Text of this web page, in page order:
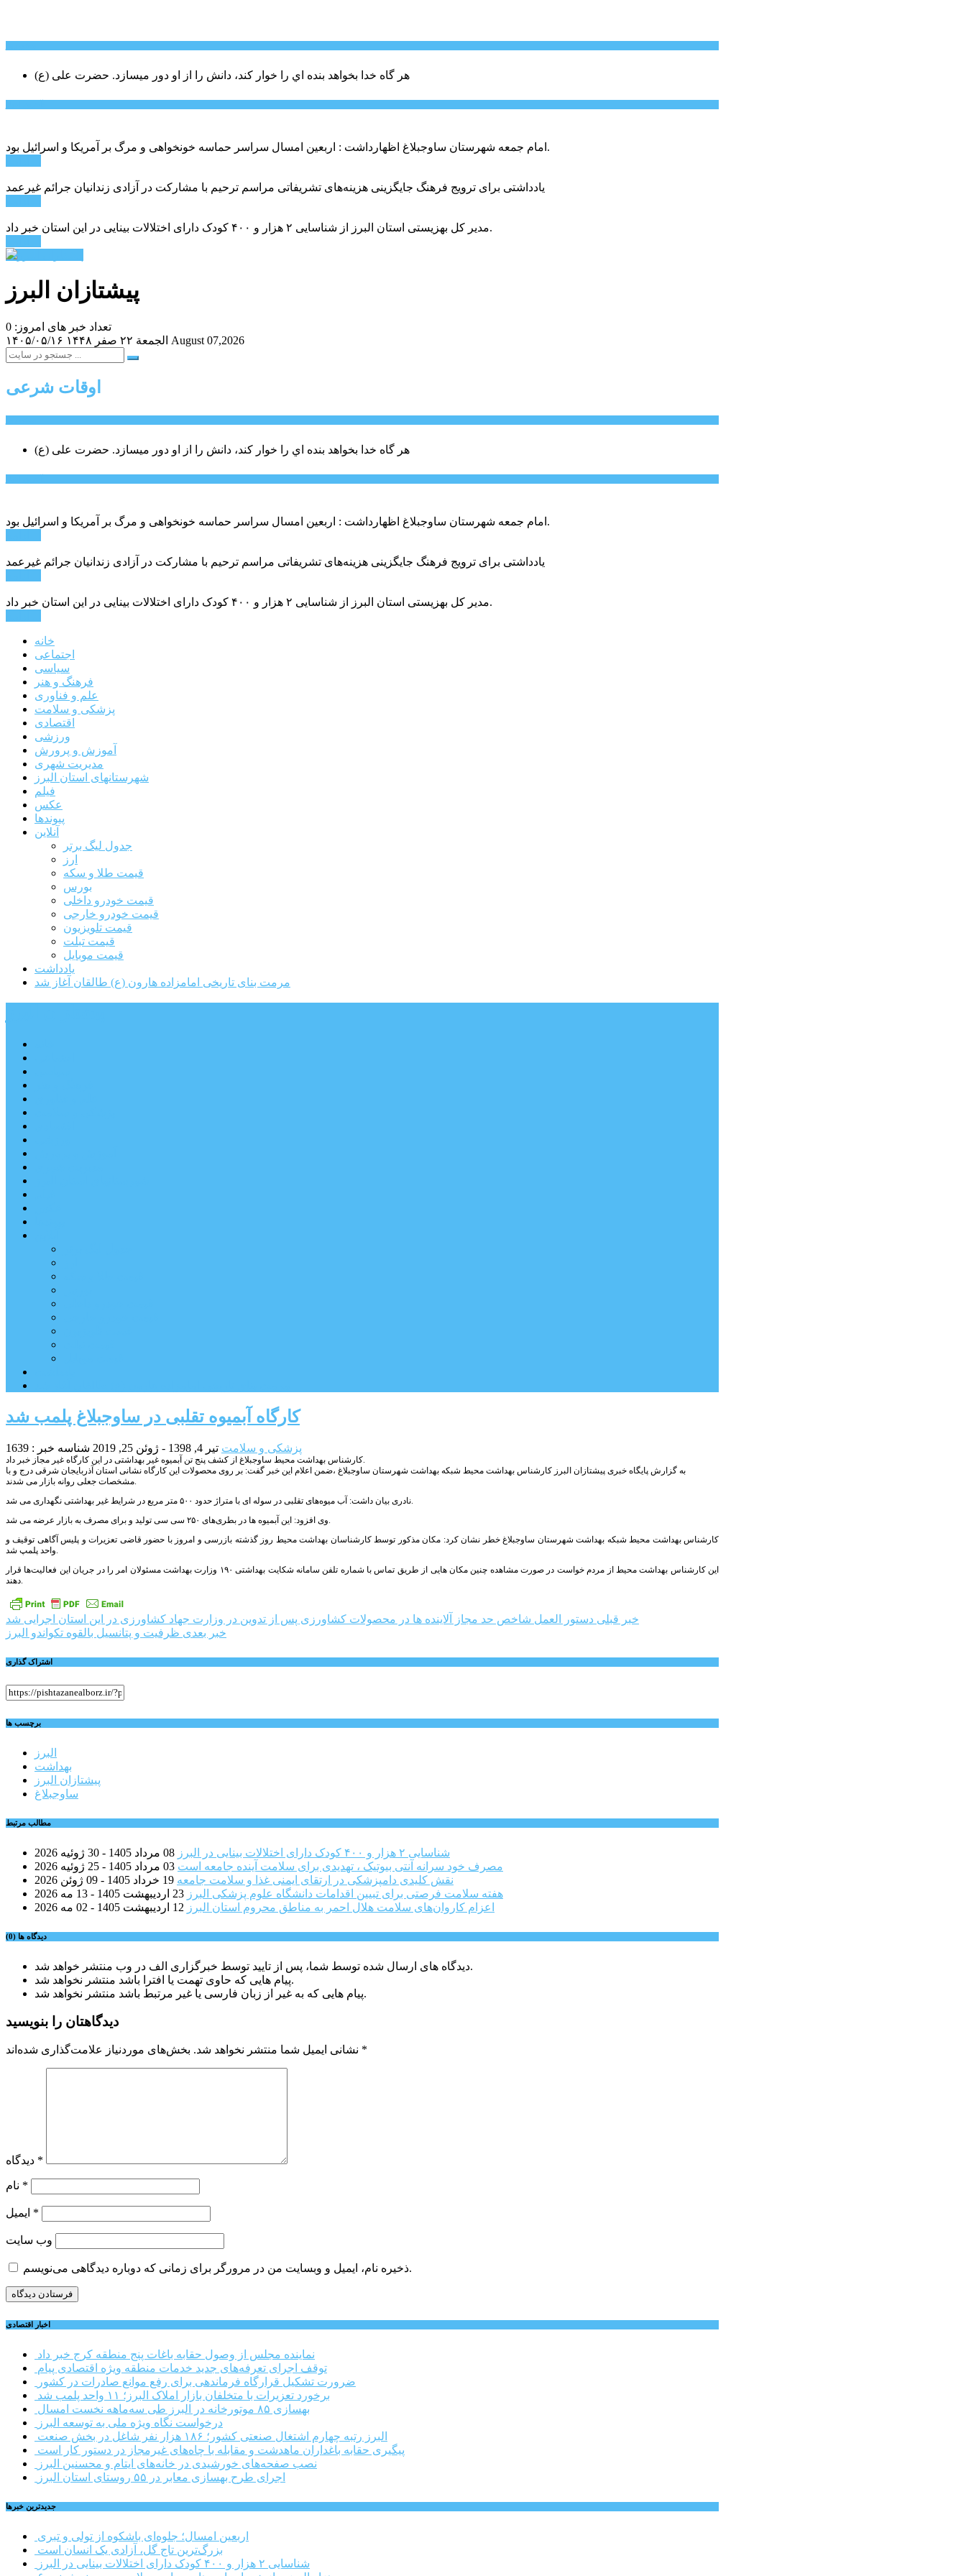
هر گاه خدا بخواهد بنده اي را خوار كند، دانش را از او دور میسازد. حضرت علی (ع)
امام جمعه شهرستان ساوجبلاغ اظهارداشت : اربعین امسال سراسر حماسه خونخواهی و مرگ بر آمریکا و اسرائیل بود.
یادداشتی برای ترویج فرهنگ جایگزینی هزینه‌های تشریفاتی مراسم ترحیم با مشارکت در آزادی زندانیان جرائم غیرعمد
مدیر کل بهزیستی استان البرز از شناسایی ۲ هزار و ۴۰۰ کودک دارای اختلالات بینایی در این استان خبر داد.
پیشتازان البرز
تعداد خبر های امروز: 0
۱۴۰۵/۰۵/۱۶
الجمعة ۲۲ صفر ۱۴۴۸ August 07,2026
اوقات شرعی
هر گاه خدا بخواهد بنده اي را خوار كند، دانش را از او دور میسازد. حضرت علی (ع)
امام جمعه شهرستان ساوجبلاغ اظهارداشت : اربعین امسال سراسر حماسه خونخواهی و مرگ بر آمریکا و اسرائیل بود.
یادداشتی برای ترویج فرهنگ جایگزینی هزینه‌های تشریفاتی مراسم ترحیم با مشارکت در آزادی زندانیان جرائم غیرعمد
مدیر کل بهزیستی استان البرز از شناسایی ۲ هزار و ۴۰۰ کودک دارای اختلالات بینایی در این استان خبر داد.
خانه
اجتماعی
سیاسی
فرهنگ و هنر
علم و فناوری
پزشکی و سلامت
اقتصادی
ورزشی
آموزش و پرورش
مدیریت شهری
شهرستانهای استان البرز
فیلم
عکس
پیوندها
آنلاین
جدول لیگ برتر
ارز
قیمت طلا و سکه
بورس
قیمت خودرو داخلی
قیمت خودرو خارجی
قیمت تلویزیون
قیمت تبلت
قیمت موبایل
یادداشت
مرمت بنای تاریخی امامزاده هارون (ع) طالقان آغاز شد
کارگاه آبمیوه تقلبی در ساوجبلاغ پلمب شد
پزشکی و سلامت تیر 4, 1398 - ژوئن 25, 2019 شناسه خبر : 1639
کارشناس بهداشت محیط ساوجبلاغ از کشف پنج تن آبمیوه غیر بهداشتی در این کارگاه غیر مجاز خبر داد.
به گزارش پایگاه خبری پیشتازان البرز کارشناس بهداشت محیط شبکه بهداشت شهرستان ساوجبلاغ ،ضمن اعلام این خبر گفت: بر روی محصولات این کارگاه نشانی استان آذربایجان شرقی درج و با
مشخصات جعلی روانه بازار می شدند.
نادری بیان داشت: آب میوه‌های تقلبی در سوله ای با متراژ حدود ۵۰۰ متر مربع در شرایط غیر بهداشتی نگهداری می شد.
وی افزود: این آبمیوه ها در بطری‌های ۲۵۰ سی سی تولید و برای مصرف به بازار عرضه می شد.
کارشناس بهداشت محیط شبکه بهداشت شهرستان ساوجبلاغ خطر نشان کرد: مکان مذکور توسط کارشناسان بهداشت محیط روز گذشته بازرسی و امروز با حضور قاضی تعزیرات و پلیس آگاهی توقیف و
واحد پلمپ شد.
این کارشناس بهداشت محیط از مردم خواست در صورت مشاهده چنین مکان هایی از طریق تماس با شماره تلفن سامانه شکایت بهداشتی ۱۹۰ وزارت بهداشت مسئولان امر را در جریان این فعالیت‌ها قرار
دهند.
راهبری
نوشته
خبر قبلی دستور العمل شاخص حد مجاز آلاینده ها در محصولات کشاورزی پس از تدوین در وزارت جهاد کشاورزی در این استان اجرایی شد
خبر بعدی ظرفیت و پتانسیل بالقوه تکواندو البرز
اشتراک گذاری
برچسب ها
البرز
بهداشت
پیشتازان البرز
ساوجبلاغ
مطالب مرتبط
شناسایی ۲ هزار و ۴۰۰ کودک دارای اختلالات بینایی در البرز
08 مرداد 1405 - 30 ژوئیه 2026
مصرف خود سرانه آنتی بیوتیک ، تهدیدی برای سلامت آینده جامعه است 03 مرداد 1405 - 25 ژوئیه 2026
نقش کلیدی دامپزشکی در ارتقای ایمنی غذا و سلامت جامعه 19 خرداد 1405 - 09 ژوئن 2026
هفته سلامت فرصتی برای تبیین اقدامات دانشگاه علوم پزشکی البرز 23 اردیبهشت 1405 - 13 مه 2026
اعزام کاروان‌های سلامت هلال احمر به مناطق محروم استان البرز 12 اردیبهشت 1405 - 02 مه 2026
دیدگاه ها (0)
دیدگاه های ارسال شده توسط شما، پس از تایید توسط خبرگزاری الف در وب منتشر خواهد شد.
پیام هایی که حاوی تهمت یا افترا باشد منتشر نخواهد شد.
پیام هایی که به غیر از زبان فارسی یا غیر مرتبط باشد منتشر نخواهد شد.
دیدگاهتان را بنویسید
نشانی ایمیل شما منتشر نخواهد شد. *
*
*
*
وب‌ سایت
ذخیره نام، ایمیل و وبسایت من در مرورگر برای زمانی که دوباره دیدگاهی می‌نویسم.
اخبار اقتصادی
نماینده مجلس از وصول حقابه باغات پنج منطقه کرج خبر داد
توقف اجرای تعرفه‌های جدید خدمات منطقه ویژه اقتصادی پیام
ضرورت تشکیل قرارگاه فرماندهی برای رفع موانع صادرات در کشور
برخورد تعزیرات با متخلفان بازار املاک البرز؛ ۱۱ واحد پلمب شد
بهسازی ۸۵ موتورخانه در البرز طی سه‌ماهه نخست امسال
درخواست نگاه ویژه ملی به توسعه البرز
البرز رتبه چهارم اشتغال صنعتی کشور؛ ۱۸۶ هزار نفر شاغل در بخش صنعت
پیگیری حقابه باغداران ماهدشت و مقابله با چاه‌های غیرمجاز در دستور کار است
نصب صفحه‌های خورشیدی در خانه‌های ایتام و محسنین البرز
اجرای طرح بهسازی معابر در ۵۵ روستای استان البرز
جديدترين خبرها
اربعین امسال؛ جلوه‌ای باشکوه از تولی و تبری
بزرگ‌ترین تاج گل، آزادی یک انسان است
شناسایی ۲ هزار و ۴۰۰ کودک دارای اختلالات بینایی در البرز